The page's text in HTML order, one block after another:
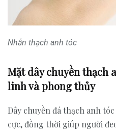
Nhẫn thạch anh tóc
Mặt dây chuyền thạch
linh và phong thủy
Dây chuyền đá thạch anh
cực, đồng thời giúp người